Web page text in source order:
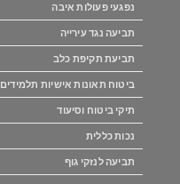
נפגעי פעולות איבה
תביעה נגד עירייה
תביעת תקיפת כלב
ביטוח תאונות אישיות תלמידים
תיקי ביטוח וסיעוד
נכות כללית
תביעה לנזקי גוף